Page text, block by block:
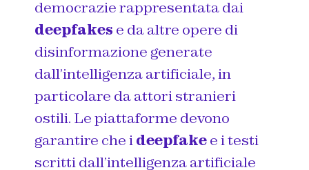
democrazie rappresentata dai
deepfakes e da altre opere di
disinformazione generate
dall’intelligenza artificiale, in
particolare da attori stranieri
ostili. Le piattaforme devono
garantire che ideepfakee i testi
scritti dall’intelligenza artificiale